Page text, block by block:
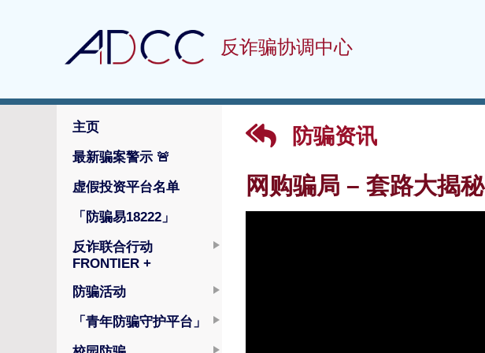
反诈骗协调中心
主页
最新骗案警示 🚨
虚假投资平台名单
「防骗易18222」
反诈联合行动
FRONTIER +
防骗活动
「青年防骗守护平台」
防骗资讯
网购骗局 – 套路大揭秘